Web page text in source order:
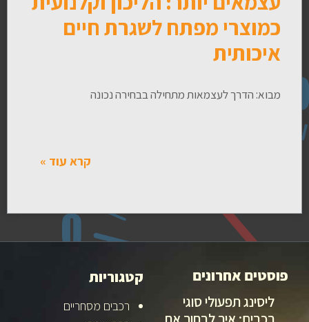
כמוצרי מפתח לשגרת חיים
איכותית
מבוא: הדרך לעצמאות מתחילה בבחירה נכונה
קרא עוד »
פוסטים אחרונים
ליסינג תפעולי סוגי
קטגוריות
רכבים מסחריים